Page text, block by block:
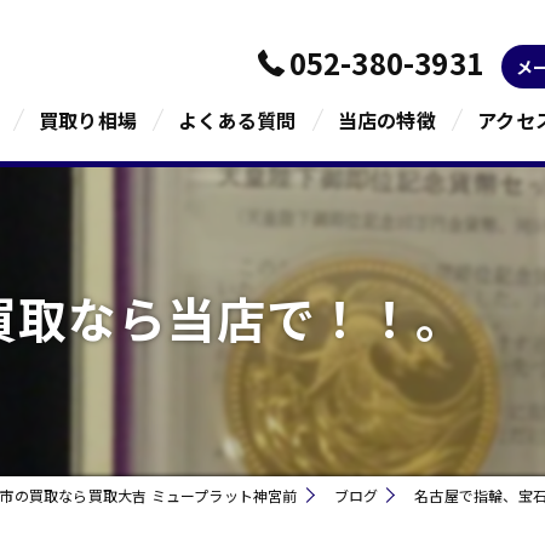
052-380-3931 メ
買取り相場 よくある質問 当店の特徴
ブランド
宝石
指輪
アクセ
なら当店で！！。
の買取なら買取大吉 ミュープラット神宮前 ブログ 名古屋で指輪、宝